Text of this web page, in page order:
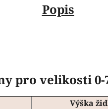
Popis
pro velikosti 0-
Výška